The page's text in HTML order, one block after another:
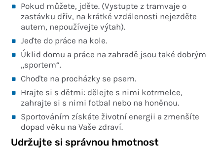
Pokud můžete, jděte. (Vystupte z tramvaje o
zastávku dřív, na krátké vzdálenosti nejezděte
autem, nepoužívejte výtah).
Jeďte do práce na kole.
Úklid domu a práce na zahradě jsou také dobrým
„sportem“.
Choďte na procházky se psem.
Hrajte si s dětmi: dělejte s nimi kotrmelce,
zahrajte si s nimi fotbal nebo na honěnou.
Sportováním získáte životní energii a zmenšíte
dopad věku na Vaše zdraví.
Udržujte si správnou hmotnost